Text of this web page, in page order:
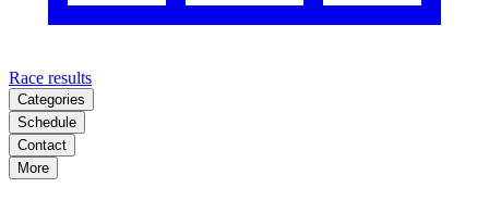
Race results
Categories
Schedule
Contact
More